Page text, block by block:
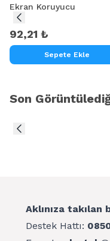
Ekran Koruyucu
92,21 ₺
Sepete Ekle
Son
Aklınıza takılan
Destek Hattı: